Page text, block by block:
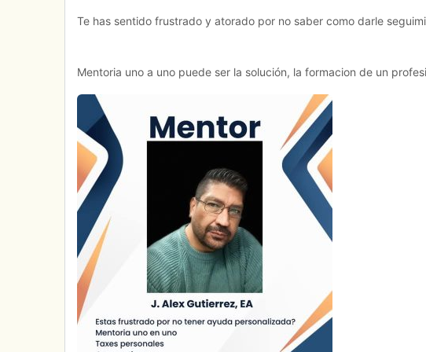
Te has sentido frustrado y atorado por no saber como darle
Mentoria uno a uno puede ser la solución, la formacion de un